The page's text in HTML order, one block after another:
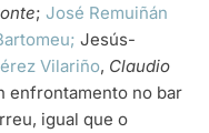
; José Remuiñán
Jesús-
Vilariño, Claudio
enfrontamento no bar
igual que o